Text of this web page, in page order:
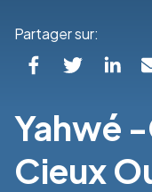
Partager sur:
Yahwé
Cieux